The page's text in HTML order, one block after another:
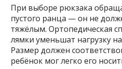
При выборе рюкзака
пустого ранца — он не
тяжёлым. Ортопедическая
лямки уменьшат нагрузку
Размер должен
ребёнок мог легко его